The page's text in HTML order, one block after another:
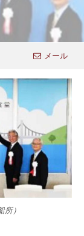
メール
所）